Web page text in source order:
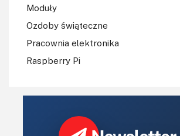
Moduły
Ozdoby świąteczne
Pracownia elektronika
Raspberry Pi
Robotyka
Sterowniki silników